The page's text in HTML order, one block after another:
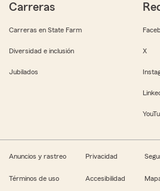
Carreras
Carreras en State Farm
Diversidad e inclusión
Jubilados
X
Anuncios y rastreo Privacidad
Términos de uso Accesibilidad